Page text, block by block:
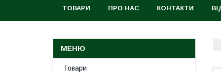
ТОВАРИ ПРО НАС КОНТАКТИ
Товари